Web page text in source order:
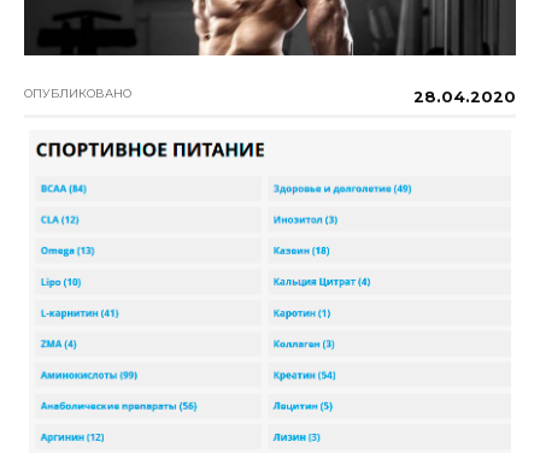
ОПУБЛИКОВАНО 28.04.2020